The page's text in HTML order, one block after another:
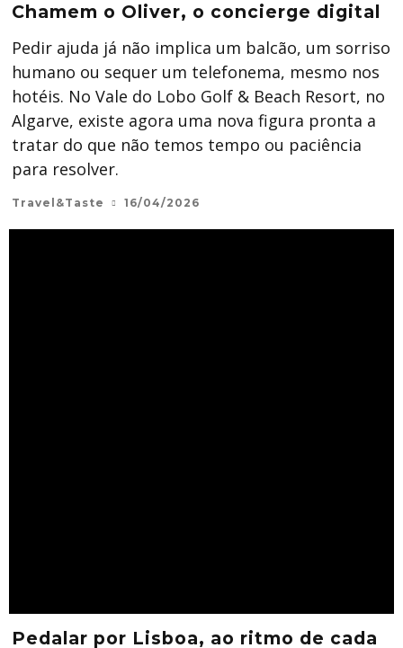
Chamem o Oliver, o concierge digital
Pedir ajuda já não implica um balcão, um sorriso
humano ou sequer um telefonema, mesmo nos
hotéis. No Vale do Lobo Golf & Beach Resort, no
Algarve, existe agora uma nova figura pronta a
tratar do que não temos tempo ou paciência
para resolver.
Travel&Taste 16/04/2026
Pedalar por Lisboa, ao ritmo de cada